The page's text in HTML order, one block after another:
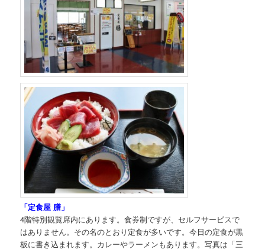
「定食屋 膳」
4階特別観覧席内にあります。食券制ですが、セルフサービスで
はありません。その名のとおり定食が多いです。今日の定食が黒
板に書き込まれます。カレーやラーメンもあります。写真は「三